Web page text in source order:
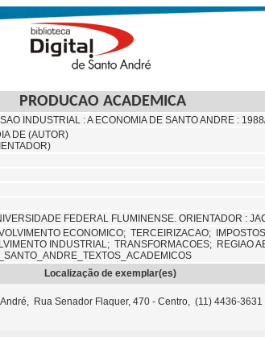
PRODUCAO ACADEMICA
INDUSTRIAL : A ECONOMIA DE SANTO ANDRE :
DE (AUTOR)
FEDERAL FLUMINENSE. ORIENTADOR :
ECONOMICO; TERCEIRIZACAO;
INDUSTRIAL; TRANSFORMACOES; REGIAO
Localização de exemplar(es)
Rua Senador Flaquer, 470 - Centro, (11) 4436-3631